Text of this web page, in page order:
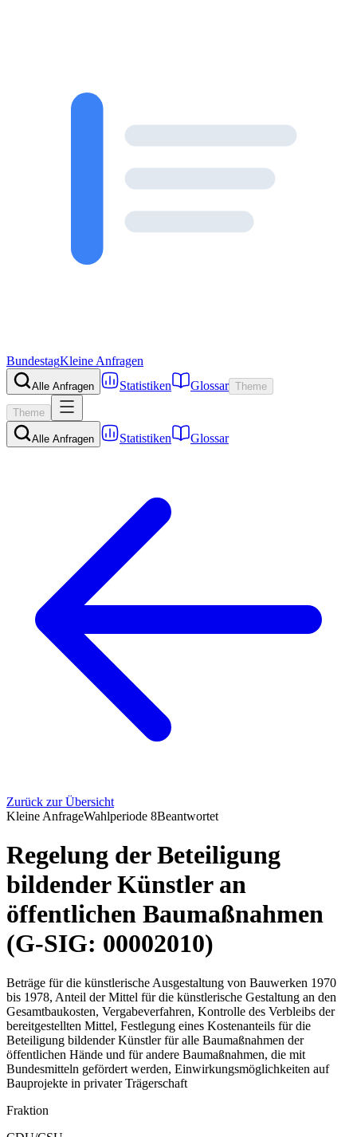
BundestagKleine Anfragen
Alle Anfragen Statistiken Glossar Theme
Theme
Alle Anfragen Statistiken Glossar
Zurück zur Übersicht
Kleine AnfrageWahlperiode 8Beantwortet
Regelung der Beteiligung
bildender Künstler an
öffentlichen Baumaßnahmen
(G-SIG: 00002010)
Beträge für die künstlerische Ausgestaltung von Bauwerken 1970
bis 1978, Anteil der Mittel für die künstlerische Gestaltung an den
Gesamtbaukosten, Vergabeverfahren, Kontrolle des Verbleibs der
bereitgestellten Mittel, Festlegung eines Kostenanteils für die
Beteiligung bildender Künstler für alle Baumaßnahmen der
öffentlichen Hände und für andere Baumaßnahmen, die mit
Bundesmitteln gefördert werden, Einwirkungsmöglichkeiten auf
Bauprojekte in privater Trägerschaft
Fraktion